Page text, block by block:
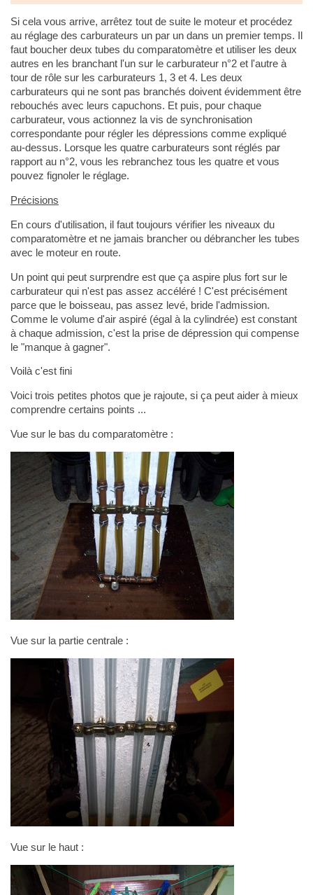
Si cela vous arrive, arrêtez tout de suite le moteur et procédez
au réglage des carburateurs un par un dans un premier temps. Il
faut boucher deux tubes du comparatomètre et utiliser les deux
autres en les branchant l'un sur le carburateur n°2 et l'autre à
tour de rôle sur les carburateurs 1, 3 et 4. Les deux
carburateurs qui ne sont pas branchés doivent évidemment être
rebouchés avec leurs capuchons. Et puis, pour chaque
carburateur, vous actionnez la vis de synchronisation
correspondante pour régler les dépressions comme expliqué
au-dessus. Lorsque les quatre carburateurs sont réglés par
rapport au n°2, vous les rebranchez tous les quatre et vous
pouvez fignoler le réglage.
Précisions
En cours d'utilisation, il faut toujours vérifier les niveaux du
comparatomètre et ne jamais brancher ou débrancher les tubes
avec le moteur en route.
Un point qui peut surprendre est que ça aspire plus fort sur le
carburateur qui n'est pas assez accéléré ! C'est précisément
parce que le boisseau, pas assez levé, bride l'admission.
Comme le volume d'air aspiré (égal à la cylindrée) est constant
à chaque admission, c'est la prise de dépression qui compense
le "manque à gagner".
Voilà c'est fini
Voici trois petites photos que je rajoute, si ça peut aider à mieux
comprendre certains points ...
Vue sur le bas du comparatomètre :
Vue sur la partie centrale :
Vue sur le haut :